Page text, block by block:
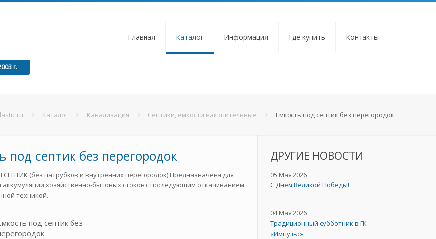
г.
Главная Каталог Информация Где купить Контакты
Каталог Канализация Септики, емкости накопительные Емкость под септик без перегородок
под септик без перегородок
(без патрубков и внутренних перегородок) Предназначена для
аккумуляции хозяйственно-бытовых стоков с последующим откачиванием
техникой.
под септик без
ДРУГИЕ НОВОСТИ
05 Мая 2026
C Днём Великой Победы!
04 Мая 2026
Традиционный субботник в ГК
«Импульс»